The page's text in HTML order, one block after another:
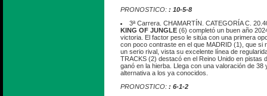
PRONOSTICO: : 10-5-8
3ª Carrera. CHAMARTÍN. CATEGORÍA C.
KING OF JUNGLE (6) completó un buen año
victoria. El factor peso le sitúa con una primera
con poco contraste en el que MADRID (1), que si
un serio rival, vista su excelente línea de
TRACKS (2) destacó en el Reino Unido en pistas
ganó en la hierba. Llega con una valoración de 38
alternativa a los ya conocidos.
PRONOSTICO: : 6-1-2